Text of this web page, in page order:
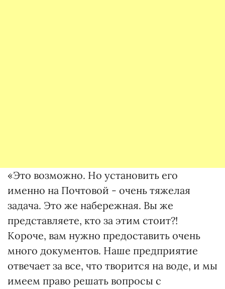
«Это возможно. Но установить его
именно на Почтовой - очень тяжелая
задача. Это же набережная. Вы же
представляете, кто за этим стоит?!
Короче, вам нужно предоставить очень
много документов. Наше предприятие
отвечает за все, что творится на воде, и мы
имеем право решать вопросы с